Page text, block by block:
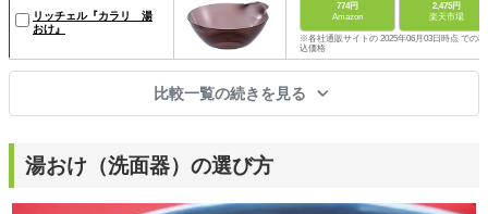
リッチェル『カラリ 湯
おけ』
774円
Amazon
2,475円
楽天市場
※各社通販サイトの 2025年06月03日時点 での税
込価格
比較一覧の続きを見る
湯おけ（洗面器）の選び方